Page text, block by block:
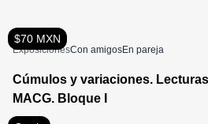
$70 MXN
ExposicionesCon amigosEn pareja
Cúmulos y variaciones.
MACG. Bloque I